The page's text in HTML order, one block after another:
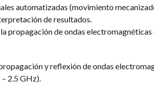
automatizadas (movimiento
de resultados.
propagación de ondas electromagnéticas
y reflexión de ondas
2.5 GHz).